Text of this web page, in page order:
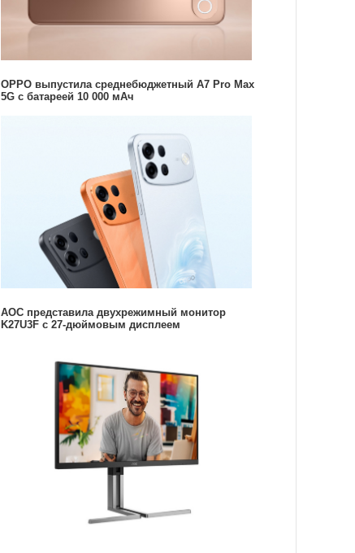
OPPO выпустила среднебюджетный A7 Pro Max
5G с батареей 10 000 мАч
AOC представила двухрежимный монитор
K27U3F с 27-дюймовым дисплеем